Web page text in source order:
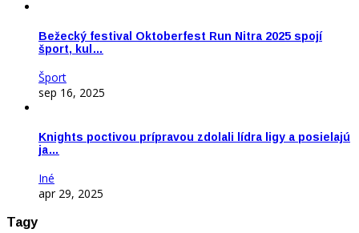
Bežecký festival Oktoberfest Run Nitra 2025 spojí
šport, kul…
Šport
sep 16, 2025
Knights poctivou prípravou zdolali lídra ligy a posielajú
ja…
Iné
apr 29, 2025
Tagy